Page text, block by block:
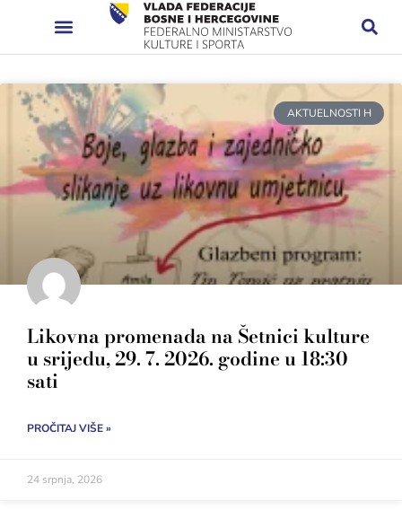
AKTUELNOSTI H
Likovna promenada na Šetnici kulture
u srijedu, 29. 7. 2026. godine u 18:30
sati
PROČITAJ VIŠE »
24 srpnja, 2026